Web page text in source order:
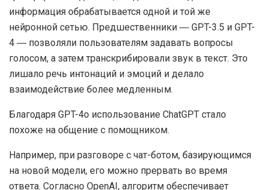
информация обрабатывается одной и той же
нейронной сетью. Предшественники ― GPT-3.5 и GPT-
4 ― позволяли пользователям задавать вопросы
голосом, а затем транскрибировали звук в текст. Это
лишало речь интонаций и эмоций и делало
взаимодействие более медленным.
Благодаря GPT-4o использование ChatGPT стало
похоже на общение с помощником.
Например, при разговоре с чат-ботом, базирующимся
на новой модели, его можно прервать во время
ответа. Согласно OpenAI, алгоритм обеспечивает